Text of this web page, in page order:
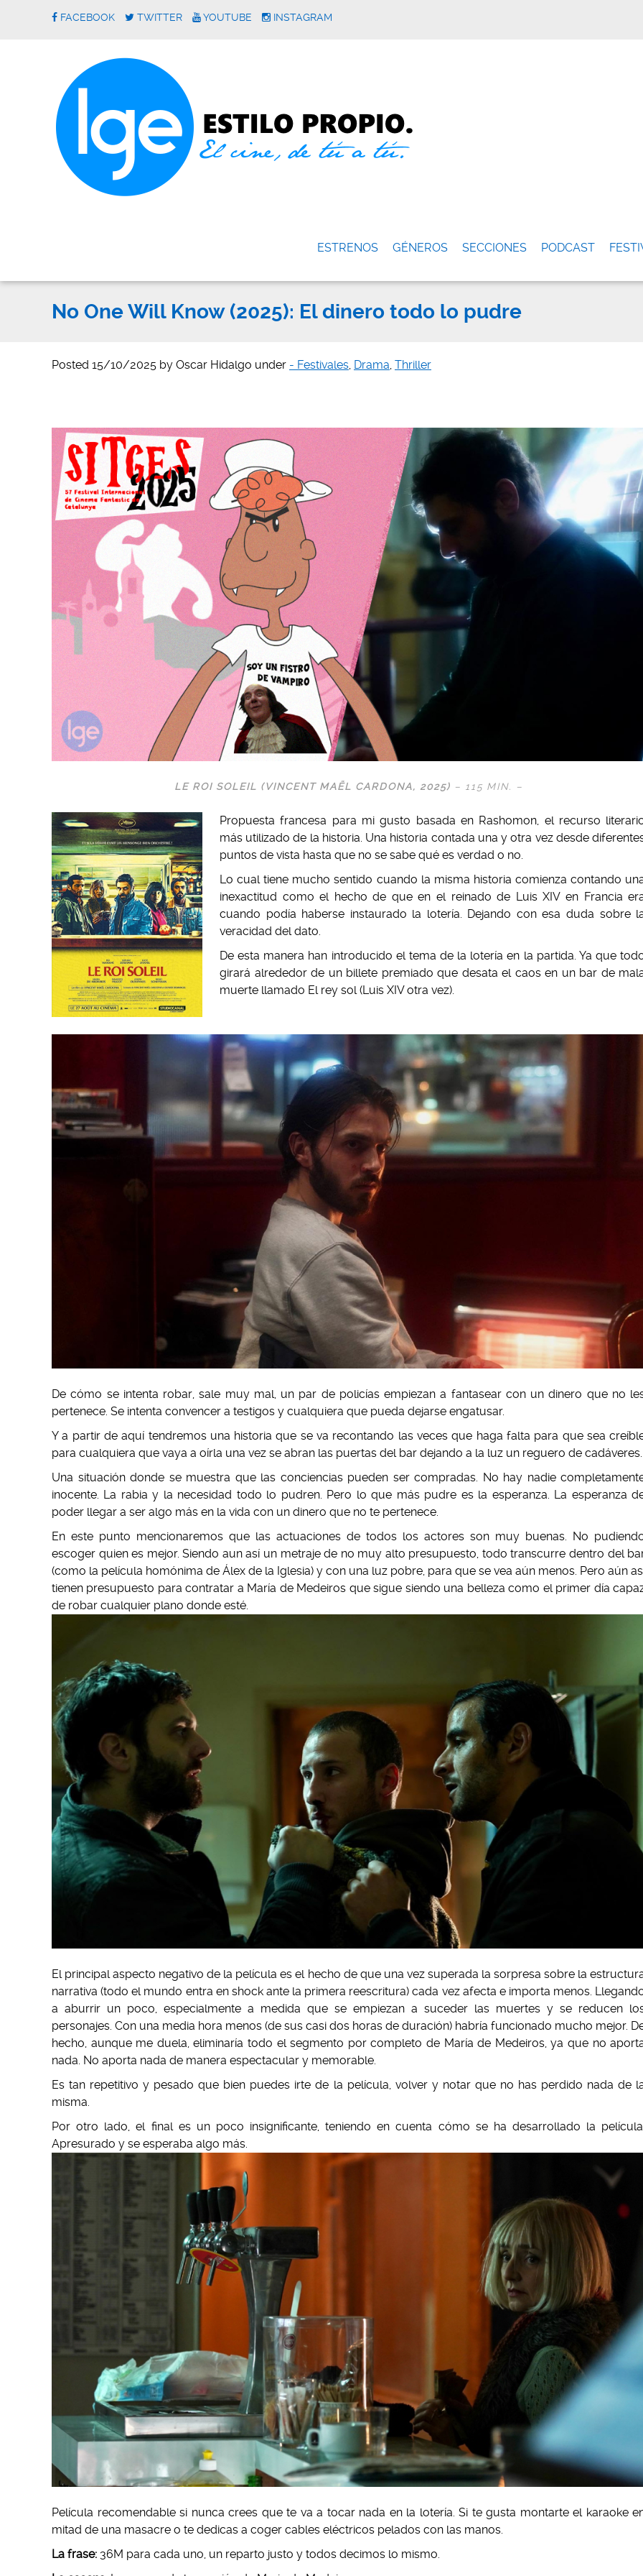
FACEBOOK TWITTER YOUTUBE INSTAGRAM
ESTRENOS GÉNEROS SECCIONES PODCAST
No One Will Know (2025): El dinero todo lo pudre
Posted 15/10/2025 by Oscar Hidalgo under - Festivales, Drama, Thriller
LE ROI SOLEIL (VINCENT MAËL CARDONA, 2025) – 115 MIN. –
Propuesta francesa para mi gusto basada en Rashomon, el recurso
más utilizado de la historia. Una historia contada una y otra vez desde
puntos de vista hasta que no se sabe qué es verdad o no.
Lo cual tiene mucho sentido cuando la misma historia comienza contando
inexactitud como el hecho de que en el reinado de Luis XIV en Francia
cuando podía haberse instaurado la lotería. Dejando con esa duda sobre
veracidad del dato.
De esta manera han introducido el tema de la lotería en la partida. Ya que
girará alrededor de un billete premiado que desata el caos en un bar de
muerte llamado El rey sol (Luis XIV otra vez).
De cómo se intenta robar, sale muy mal, un par de policías empiezan a fantasear con un dinero que no
pertenece. Se intenta convencer a testigos y cualquiera que pueda dejarse engatusar.
Y a partir de aquí tendremos una historia que se va recontando las veces que haga falta para que sea
para cualquiera que vaya a oírla una vez se abran las puertas del bar dejando a la luz un reguero de cadáveres.
Una situación donde se muestra que las conciencias pueden ser compradas. No hay nadie
inocente. La rabia y la necesidad todo lo pudren. Pero lo que más pudre es la esperanza. La esperanza
poder llegar a ser algo más en la vida con un dinero que no te pertenece.
En este punto mencionaremos que las actuaciones de todos los actores son muy buenas. No
escoger quien es mejor. Siendo aun así un metraje de no muy alto presupuesto, todo transcurre dentro del
(como la película homónima de Álex de la Iglesia) y con una luz pobre, para que se vea aún menos. Pero aún
tienen presupuesto para contratar a María de Medeiros que sigue siendo una belleza como el primer día
de robar cualquier plano donde esté.
El principal aspecto negativo de la película es el hecho de que una vez superada la sorpresa sobre la
narrativa (todo el mundo entra en shock ante la primera reescritura) cada vez afecta e importa menos.
a aburrir un poco, especialmente a medida que se empiezan a suceder las muertes y se reducen
personajes. Con una media hora menos (de sus casi dos horas de duración) habría funcionado mucho mejor.
hecho, aunque me duela, eliminaría todo el segmento por completo de María de Medeiros, ya que no
nada. No aporta nada de manera espectacular y memorable.
Es tan repetitivo y pesado que bien puedes irte de la película, volver y notar que no has perdido nada de
misma.
Por otro lado, el final es un poco insignificante, teniendo en cuenta cómo se ha desarrollado la
Apresurado y se esperaba algo más.
Película recomendable si nunca crees que te va a tocar nada en la lotería. Si te gusta montarte el karaoke
mitad de una masacre o te dedicas a coger cables eléctricos pelados con las manos.
La frase: 36M para cada uno, un reparto justo y todos decimos lo mismo.